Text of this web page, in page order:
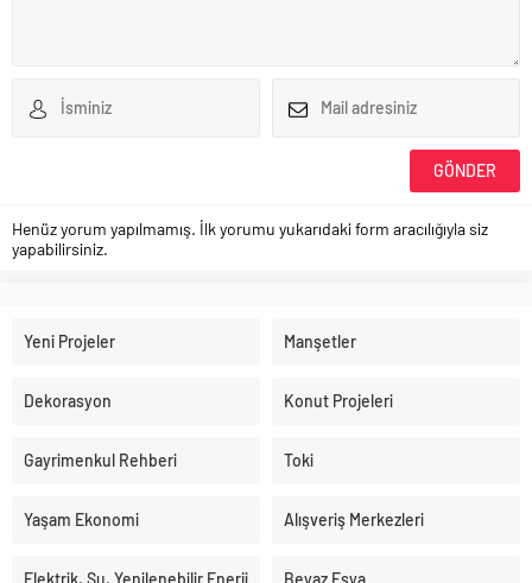
Henüz yorum yapılmamış. İlk yorumu yukarıdaki form aracılığıyla siz
yapabilirsiniz.
Yeni Projeler Manşetler
Dekorasyon Konut Projeleri
Gayrimenkul Rehberi Toki
Yaşam Ekonomi Alışveriş Merkezleri
Elektrik, Su, Yenilenebilir Enerji Beyaz Eşya